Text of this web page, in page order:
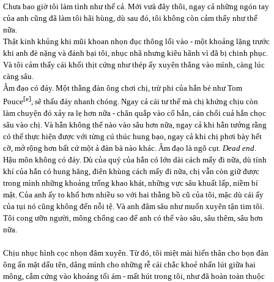
Chưa bao giờ tôi làm tình như thế cả. Mới vưà đây thôi, ngay cả những ngón tay
của anh cũng đã làm tôi hãi hùng, dù sau đó, tôi không còn cảm thấy như thế
nữa.
Thật kinh khủng khi mũi khoan nhọn đục thông lối vào - một khoảng lặng trước
khi anh đè nặng và đánh bại tôi, nhục nhã nhưng kiêu hãnh vì đã bị chinh phục.
Và tôi cảm thấy cái khối thịt cứng như thép ấy xuyên thẳng vào mình, càng lúc
càng sâu.
Âm đạo có đáy. Một thằng đàn ông chơi chị, trừ phi của hắn bé như Tom
Pouce[e] , sẽ thấu đáy nhanh chóng. Ngay cả cái tư thế mà chị khứng chịu còn
làm chuyện đó xảy ra lẹ hơn nữa - chân quắp vào cổ hắn, cán chổi cuả hắn chọc
sâu vào chị. Và hắn không thể nào vào sâu hơn nữa, ngay cả khi hắn tưởng rằng
có thể thực hiện được với từng cú thúc hung bạo, ngay cả khi chị phơi bày hết
cỡ, mở rộng hơn bất cứ một ả đàn bà nào khác. Âm đạo là ngõ cụt. Dead end.
Hậu môn không có đáy. Dù của quý của hắn có lớn dài cách mấy đi nữa, dù tính
khí của hắn có hung hăng, điên khùng cách mấy đi nữa, chị vẫn còn giữ được
trong mình những khoảng trống khao khát, những vực sâu khuất lấp, niềm bí
mật. Của anh ấy to khổ hơn nhiều so với hai thằng bồ cũ của tôi, mặc dù cái ấy
của tụi nó cũng không đến nỗi tệ. Và anh đâm sâu như muốn xuyên tận tim tôi.
Tôi cong ưỡn người, mông chổng cao để anh có thể vào sâu, sâu thêm, sâu hơn
nữa.
Chịu nhục hình cọc nhọn đâm xuyên. Từ đó, tôi miệt mài hiến thân cho bọn đàn
ông ẩn mặt dấu tên, dâng mình cho những rễ cái chắc khoẻ nhấn lút giữa hai
mông, cắm cứng vào khoảng tối ám - mất hút trong tôi, như đã hoàn toàn thuộc